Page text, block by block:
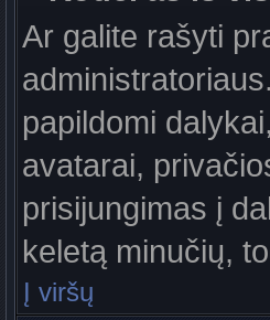
Ar galite rašyti
papildomi
avatarai,
prisijungimas į
keletą minučių,
Į viršų